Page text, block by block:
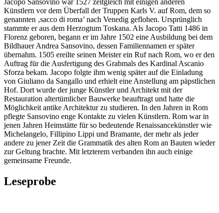
Künstlern vor dem Überfall der Truppen Karls V. auf Rom, dem so
genannten ‚sacco di roma’ nach Venedig geflohen. Ursprünglich
stammte er aus dem Herzogtum Toskana. Als Jacopo Tatti 1486 in
Florenz geboren, begann er im Jahre 1502 eine Ausbildung bei dem
Bildhauer Andrea Sansovino, dessen Familiennamen er später
übernahm. 1505 ereilte seinen Meister ein Ruf nach Rom, wo er den
Auftrag für die Ausfertigung des Grabmals des Kardinal Ascanio
Sforza bekam. Jacopo folgte ihm wenig später auf die Einladung
von Giuliano da Sangallo und erhielt eine Anstellung am päpstlichen
Hof. Dort wurde der junge Künstler und Architekt mit der
Restauration altertümlicher Bauwerke beauftragt und hatte die
Möglichkeit antike Architektur zu studieren. In den Jahren in Rom
pflegte Sansovino enge Kontakte zu vielen Künstlern. Rom war in
jenen Jahren Heimstätte für so bedeutende Renaissancekünstler wie
Michelangelo, Fillipino Lippi und Bramante, der mehr als jeder
andere zu jener Zeit die Grammatik des alten Rom an Bauten wieder
zur Geltung brachte. Mit letzterem verbanden ihn auch einige
gemeinsame Freunde.
Leseprobe